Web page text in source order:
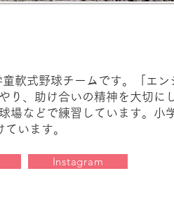
軟式野球チームです。​「エン
り、助け合いの精神を大切に
場などで練習しています。​小
います。
Instagram